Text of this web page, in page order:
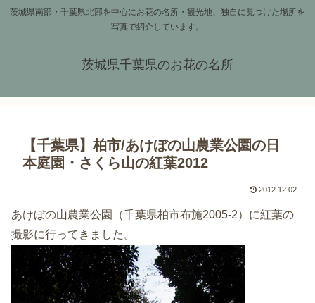
茨城県南部・千葉県北部を中心にお花の名所・観光地、独自に見つけた場所を
写真で紹介しています。
茨城県千葉県のお花の名所
【千葉県】柏市/あけぼの山農業公園の日
本庭園・さくら山の紅葉2012
2012.12.02
あけぼの山農業公園（千葉県柏市布施2005-2）に紅葉の
撮影に行ってきました。